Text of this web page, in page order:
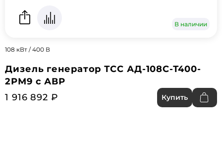
В наличии
108 кВт / 400 В
Дизель генератор ТСС АД-108С-Т400-
2РМ9 с АВР
1 916 892 ₽
Купить